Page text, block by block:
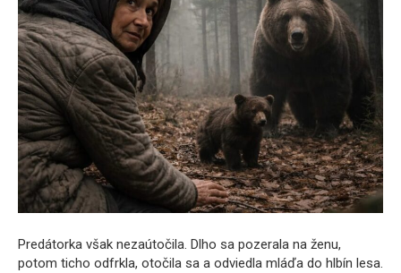
Predátorka však nezaútočila. Dlho sa pozerala na ženu,
potom ticho odfrkla, otočila sa a odviedla mláďa do hlbín lesa.